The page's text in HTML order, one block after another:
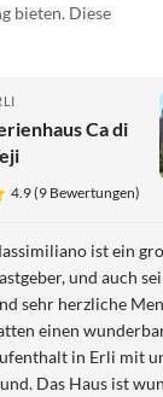
bieten. Diese
Ca di
4.9 (9 Bewertungen)
ist ein
und auch
sehr herzliche
einen
in Erli mit
Das Haus ist